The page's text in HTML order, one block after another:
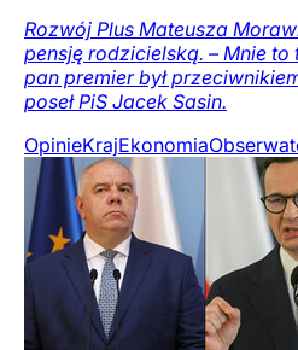
Rozwój Plus Mateusza
pensję rodzicielską. – Mnie
pan premier był
poseł PiS Jacek Sasin.
OpinieKrajEkonomia